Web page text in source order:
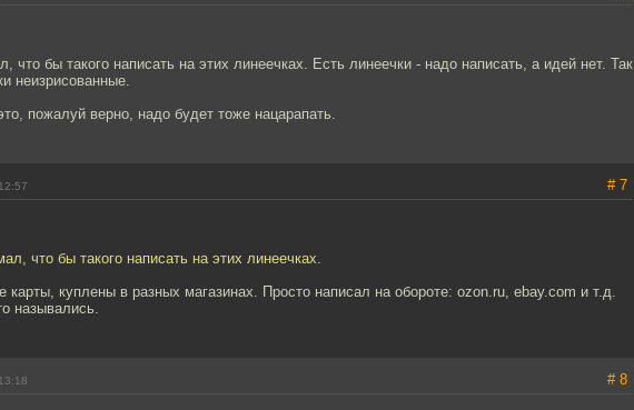
что бы такого написать на этих линеечках. Есть линеечки - надо написать, а идей нет. Так
неизрисованные.
пожалуй верно, надо будет тоже нацарапать.
# 7
что бы такого написать на этих линеечках.
карты, куплены в разных магазинах. Просто написал на обороте: ozon.ru, ebay.com и т.д.
назывались.
# 8